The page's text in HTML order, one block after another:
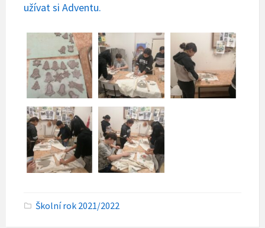
užívat si Adventu.
C
Školní rok 2021/2022